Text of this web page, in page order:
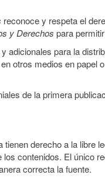
reconoce y respeta el
y Derechos para
para la
otros medios en
de la primera
derecho a la libre
contenidos. El único
correcta la fuente.